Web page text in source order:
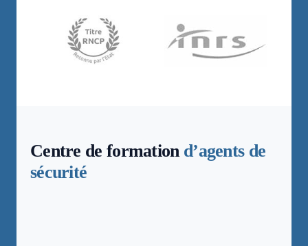
Centre de formation d’agents de
sécurité